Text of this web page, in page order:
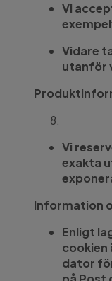
Vi
Vidare
utanför
Vi
exakta
Information
Enligt
cookien
dator